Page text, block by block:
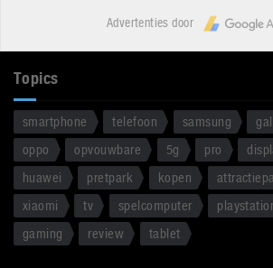
Advertenties door
Topics
smartphone telefoon samsung
oppo
opvouwbare 5g pro
huawei
pretpark kopen
xiaomi
tv spelcomputer
gaming
review tablet